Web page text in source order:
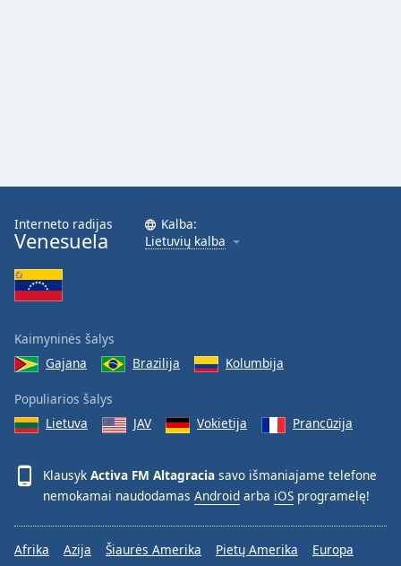
Reset
Done
Close
Modal
End
dialog
window.
Interneto radijas
Venesuela
Kalba:
Lietuvių kalba
Kaimyninės šalys
Gajana
Brazilija Kolumbija
Populiarios šalys
Lietuva
JAV Vokietija Prancūzija
Klausyk Activa FM Altagracia savo išmaniajame telefone
nemokamai naudodamas Android arba iOS programėlę!
Afrika Azija Šiaurės Amerika Pietų Amerika
Europa